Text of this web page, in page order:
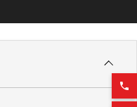
phone